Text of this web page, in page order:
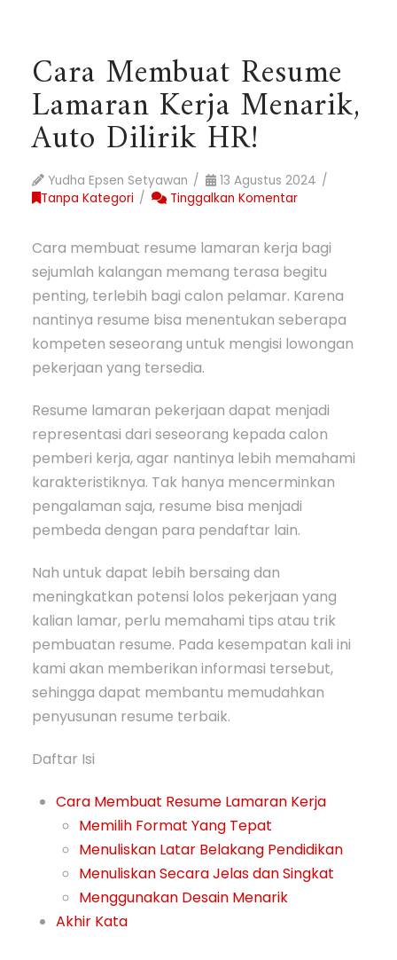
Cara Membuat Resume
Lamaran Kerja Menarik,
Auto Dilirik HR!
Yudha Epsen Setyawan
13 Agustus 2024
Tanpa Kategori
Tinggalkan Komentar
Cara membuat resume lamaran kerja bagi
sejumlah kalangan memang terasa begitu
penting, terlebih bagi calon pelamar. Karena
nantinya resume bisa menentukan seberapa
kompeten seseorang untuk mengisi lowongan
pekerjaan yang tersedia.
Resume lamaran pekerjaan dapat menjadi
representasi dari seseorang kepada calon
pemberi kerja, agar nantinya lebih memahami
karakteristiknya. Tak hanya mencerminkan
pengalaman saja, resume bisa menjadi
pembeda dengan para pendaftar lain.
Nah untuk dapat lebih bersaing dan
meningkatkan potensi lolos pekerjaan yang
kalian lamar, perlu memahami tips atau trik
pembuatan resume. Pada kesempatan kali ini
kami akan memberikan informasi tersebut,
sehingga dapat membantu memudahkan
penyusunan resume terbaik.
Daftar Isi
Cara Membuat Resume Lamaran Kerja
Memilih Format Yang Tepat
Menuliskan Latar Belakang Pendidikan
Menuliskan Secara Jelas dan Singkat
Menggunakan Desain Menarik
Akhir Kata